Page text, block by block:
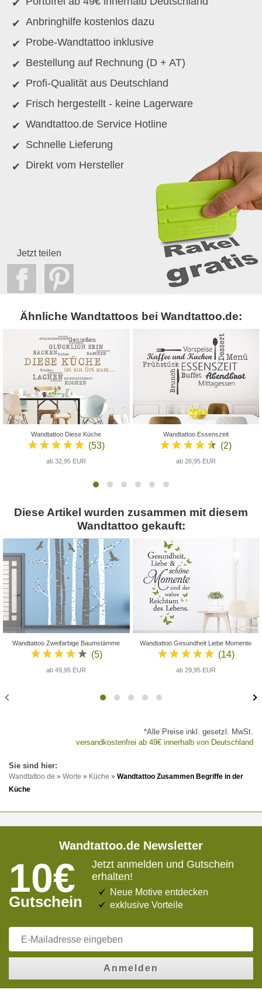
Anbringhilfe kostenlos dazu
Probe-Wandtattoo inklusive
Bestellung auf Rechnung (D + AT)
Profi-Qualität aus Deutschland
Frisch hergestellt - keine Lagerware
Wandtattoo.de Service Hotline
Schnelle Lieferung
Direkt vom Hersteller
Jetzt teilen
Ähnliche Wandtattoos bei Wandtattoo.de:
Wandtattoo Diese Küche
★★★★★ (53)
ab 32,95 EUR
Wandtattoo Essenszeit
★★★★★ (2)
ab 26,95 EUR
Diese Artikel wurden zusammen mit diesem
Wandtattoo gekauft:
Wandtattoo Zweifarbige Baumstämme
★★★★★ (5)
ab 49,95 EUR
Wandtattoo Gesundheit Liebe Momente
★★★★★ (14)
ab 29,95 EUR
*Alle Preise inkl. gesetzl. MwSt.
versandkostenfrei ab 49€ innerhalb von Deutschland
Wandtattoo.de » Worte » Küche » Wandtattoo Zusammen Begriffe in der
Küche
Wandtattoo.de Newsletter
10€
Gutschein
Jetzt anmelden und Gutschein
erhalten!
Neue Motive entdecken
exklusive Vorteile
Anmelden